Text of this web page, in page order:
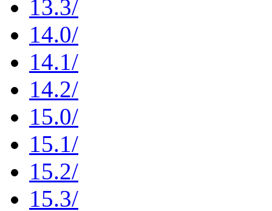
13.3/
14.0/
14.1/
14.2/
15.0/
15.1/
15.2/
15.3/